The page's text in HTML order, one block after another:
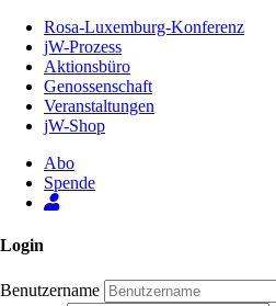
Inhalt
Seite
Rosa-Luxemburg-Konferenz
jW-Prozess
Aktionsbüro
Genossenschaft
Veranstaltungen
jW-Shop
Abo
Spende
Login
Benutzername